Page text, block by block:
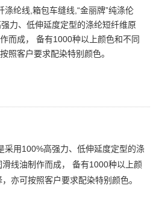
涤纶线,箱包车缝线,“金丽牌”纯涤伦
力、低伸延度定型的涤纶短纤维原
而成， 备有1000种以上颜色和不同
照客户要求配染特别颜色。
采用100%高强力、低伸延度定型的涤
线油制作而成， 备有1000种以上颜
亦可按照客户要求配染特别颜色。